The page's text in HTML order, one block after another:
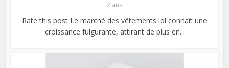
2 ans
Rate this post Le marché des vêtements lol connaît une
croissance fulgurante, attirant de plus en...